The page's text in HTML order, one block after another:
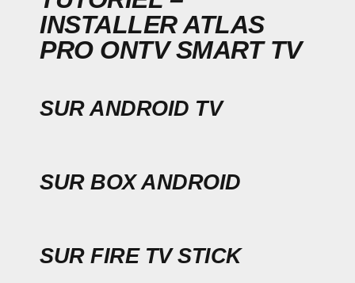
INSTALLER ATLAS
PRO ONTV SMART TV
SUR ANDROID TV
SUR BOX ANDROID
SUR FIRE TV STICK